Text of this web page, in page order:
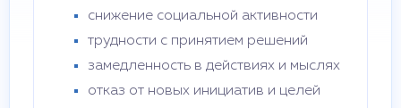
снижение социальной активности
трудности с принятием решений
замедленность в действиях и мыслях
отказ от новых инициатив и целей